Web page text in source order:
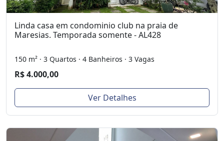
Linda casa em condominio club na praia de
Maresias. Temporada somente - AL428
150 m² · 3 Quartos · 4 Banheiros · 3 Vagas
R$ 4.000,00
Ver Detalhes